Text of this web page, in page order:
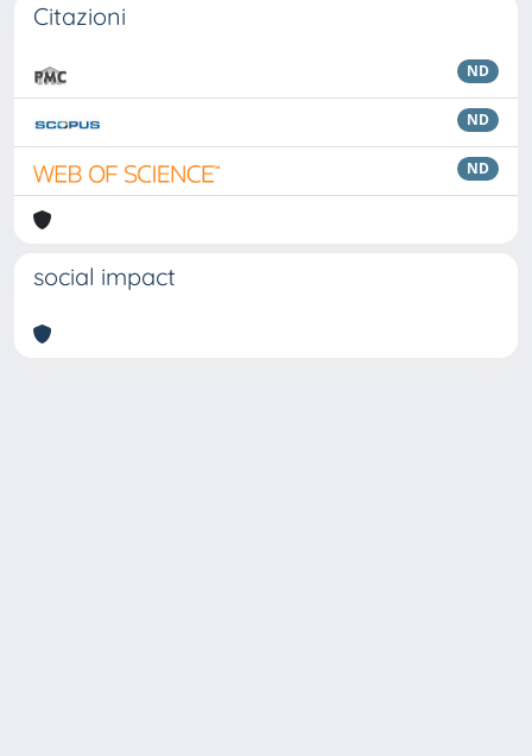
Citazioni
ND
ND
ND
social impact